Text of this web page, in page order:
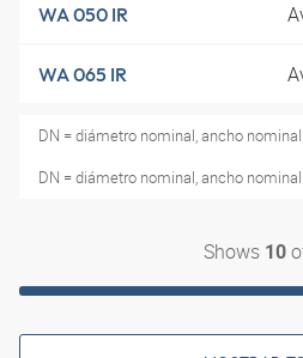
WA 050 IR
WA 065 IR
DN = diámetro nominal, ancho nominal
DN = diámetro nominal, ancho nominal
Shows 10